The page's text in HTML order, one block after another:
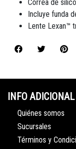
Correa de
Incluye funda
Lente Lexan™
INFO ADICIONAL
Quiénes somos
Sucursales
Términos y